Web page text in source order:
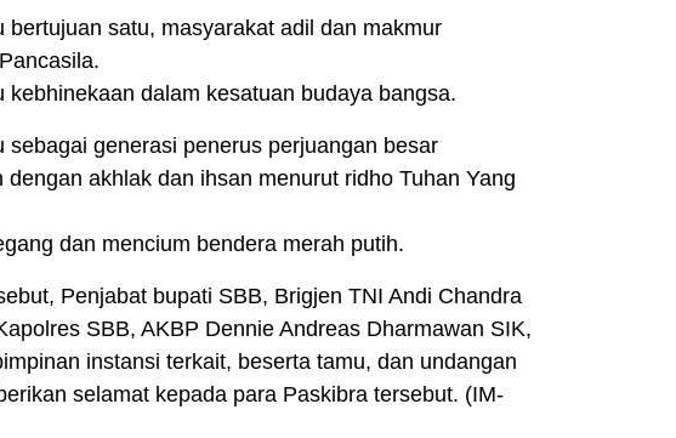
bertujuan satu, masyarakat adil dan makmur
kebhinekaan dalam kesatuan budaya bangsa.
sebagai generasi penerus perjuangan besar
dengan akhlak dan ihsan menurut ridho Tuhan Yang
dan mencium bendera merah putih.
Penjabat bupati SBB, Brigjen TNI Andi Chandra
SBB, AKBP Dennie Andreas Dharmawan SIK,
instansi terkait, beserta tamu, dan undangan
selamat kepada para Paskibra tersebut. (IM-